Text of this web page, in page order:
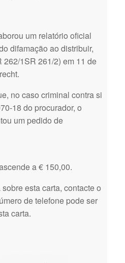
um relatório oficial
difamação ao distribuir,
262/1SR 261/2) em 11 de
no caso criminal contra si
18 do procurador, o
um pedido de
a € 150,00.
esta carta, contacte o
de telefone pode ser
carta.